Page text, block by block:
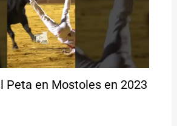
Peta en Mostoles en 2023